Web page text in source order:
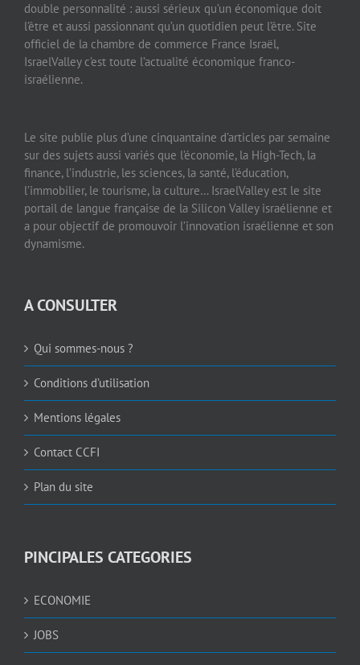
double personnalité : aussi sérieux qu’un économique doit
l’être et aussi passionnant qu’un quotidien peut l’être. Site
officiel de la chambre de commerce France Israël,
IsraelValley c’est toute l’actualité économique franco-
israélienne.
Le site publie plus d’une cinquantaine d’articles par semaine
sur des sujets aussi variés que l’économie, la High-Tech, la
finance, l’industrie, les sciences, la santé, l’éducation,
l’immobilier, le tourisme, la culture… IsraelValley est le site
portail de langue française de la Silicon Valley israélienne et
a pour objectif de promouvoir l’innovation israélienne et son
dynamisme.
A CONSULTER
Qui sommes-nous ?
Conditions d’utilisation
Mentions légales
Contact CCFI
Plan du site
PINCIPALES CATEGORIES
ECONOMIE
JOBS